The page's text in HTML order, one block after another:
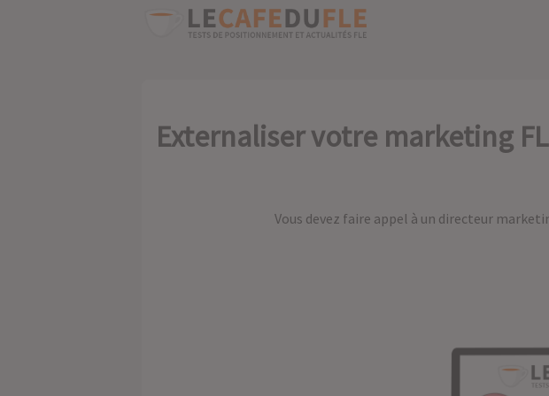
Externaliser votre marketing
Vous devez faire appel à un directeur